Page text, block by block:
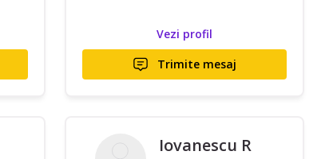
Vezi profil
Trimite mesaj
Iovanescu R